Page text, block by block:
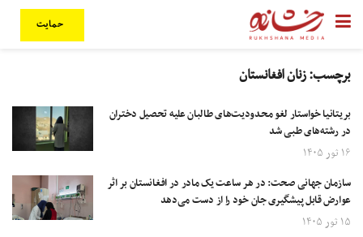
حمایت
برچسب:زنان افغانستان
بریتانیا خواستار لغو محدودیت‌های طالبان علیه تحصیل دختران
در رشته‌های طبی شد
۱۶ ثور ۱۴۰۵
سازمان جهانی صحت: در هر ساعت یک مادر در افغانستان بر اثر
عوارض قابل پیشگیری جان خود را از دست می‌دهد
۱۵ ثور ۱۴۰۵